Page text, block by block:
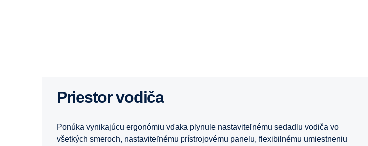
Priestor vodiča
Ponúka vynikajúcu ergonómiu vďaka plynule nastaviteľnému sedadlu vodiča vo
všetkých smeroch, nastaviteľnému prístrojovému panelu, flexibilnému umiestneniu